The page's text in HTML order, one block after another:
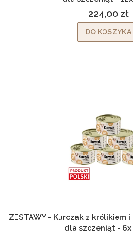
Cena
224,00 zł
DO KOSZYKA
ZESTAWY - Kurczak z królikiem
dla szczeniąt - 6x